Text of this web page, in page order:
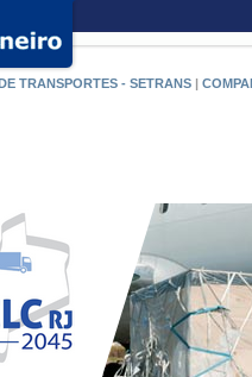
TRANSPORTES - SETRANS |